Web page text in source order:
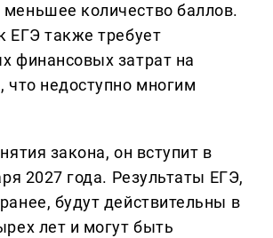
количество баллов.
ЕГЭ также требует
финансовых затрат на
что недоступно многим
закона, он вступит в
2027 года. Результаты ЕГЭ,
будут действительны в
лет и могут быть